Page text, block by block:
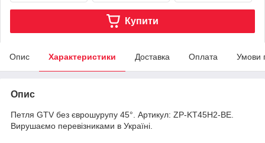
Купити
Опис Характеристики Доставка Оплата Умови
Опис
Петля GTV без єврошурупу 45°. Артикул: ZP-KT45H2-BE.
Вирушаємо перевізниками в Україні.